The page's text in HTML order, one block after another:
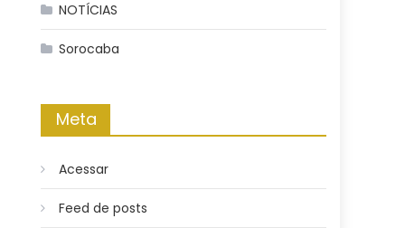
NOTÍCIAS
Sorocaba
Meta
Acessar
Feed de posts